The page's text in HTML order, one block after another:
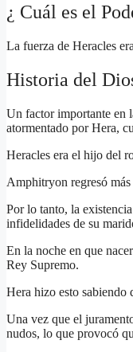
¿ Cuál es el
La fuerza de Heracles
Historia del
Un factor importante en
atormentado por Hera,
Heracles era el hijo del
Amphitryon regresó
Por lo tanto, la
infidelidades de su
En la noche en que
Rey Supremo.
Hera hizo esto sabiendo
Una vez que el
nudos, lo que provocó